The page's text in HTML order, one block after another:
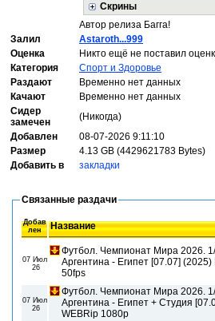
Скрины
Автор релиза Багга!
Залил
Astaroth...999
Оценка
Никто ещё не поставил
Категория
Спорт и Здоровье
Раздают
Временно нет данных
Качают
Временно нет данных
Сидер
замечен
(Никогда)
Добавлен
08-07-2026 9:11:10
Размер
4.13 GB (4429621783 Bytes)
Добавить в
закладки
Связанные раздачи
Добав
лен
Название
07 Июл
26
Футбол. Чемпионат Мира 2026.
Аргентина - Египет [07.07] (2025)
50fps
07 Июл
26
Футбол. Чемпионат Мира 2026.
Аргентина - Египет + Студия
WEBRip 1080p